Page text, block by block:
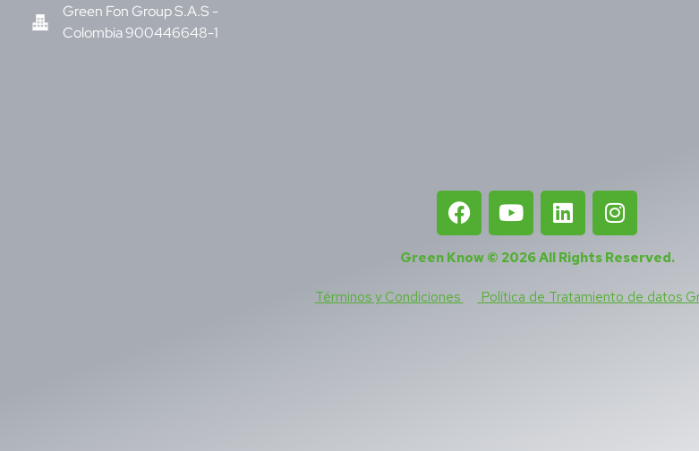
Green Fon Group S.A.S -
Colombia 900446648-1
Green Know © 2026All Rights Reserved.
Términos y Condiciones Política de Tratamiento de datos